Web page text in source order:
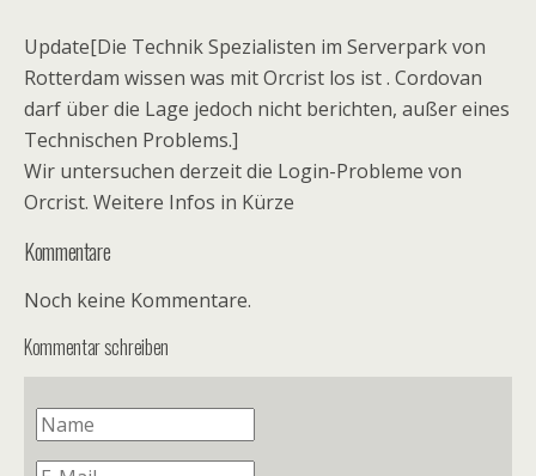
Update[Die Technik Spezialisten im Serverpark von
Rotterdam wissen was mit Orcrist los ist . Cordovan
darf über die Lage jedoch nicht berichten, außer eines
Technischen Problems.]
Wir untersuchen derzeit die Login-Probleme von
Orcrist. Weitere Infos in Kürze
Kommentare
Noch keine Kommentare.
Kommentar schreiben